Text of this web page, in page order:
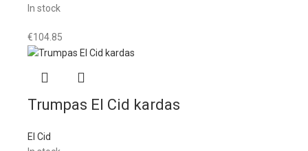
In stock
€104.85
Trumpas El Cid kardas
El Cid